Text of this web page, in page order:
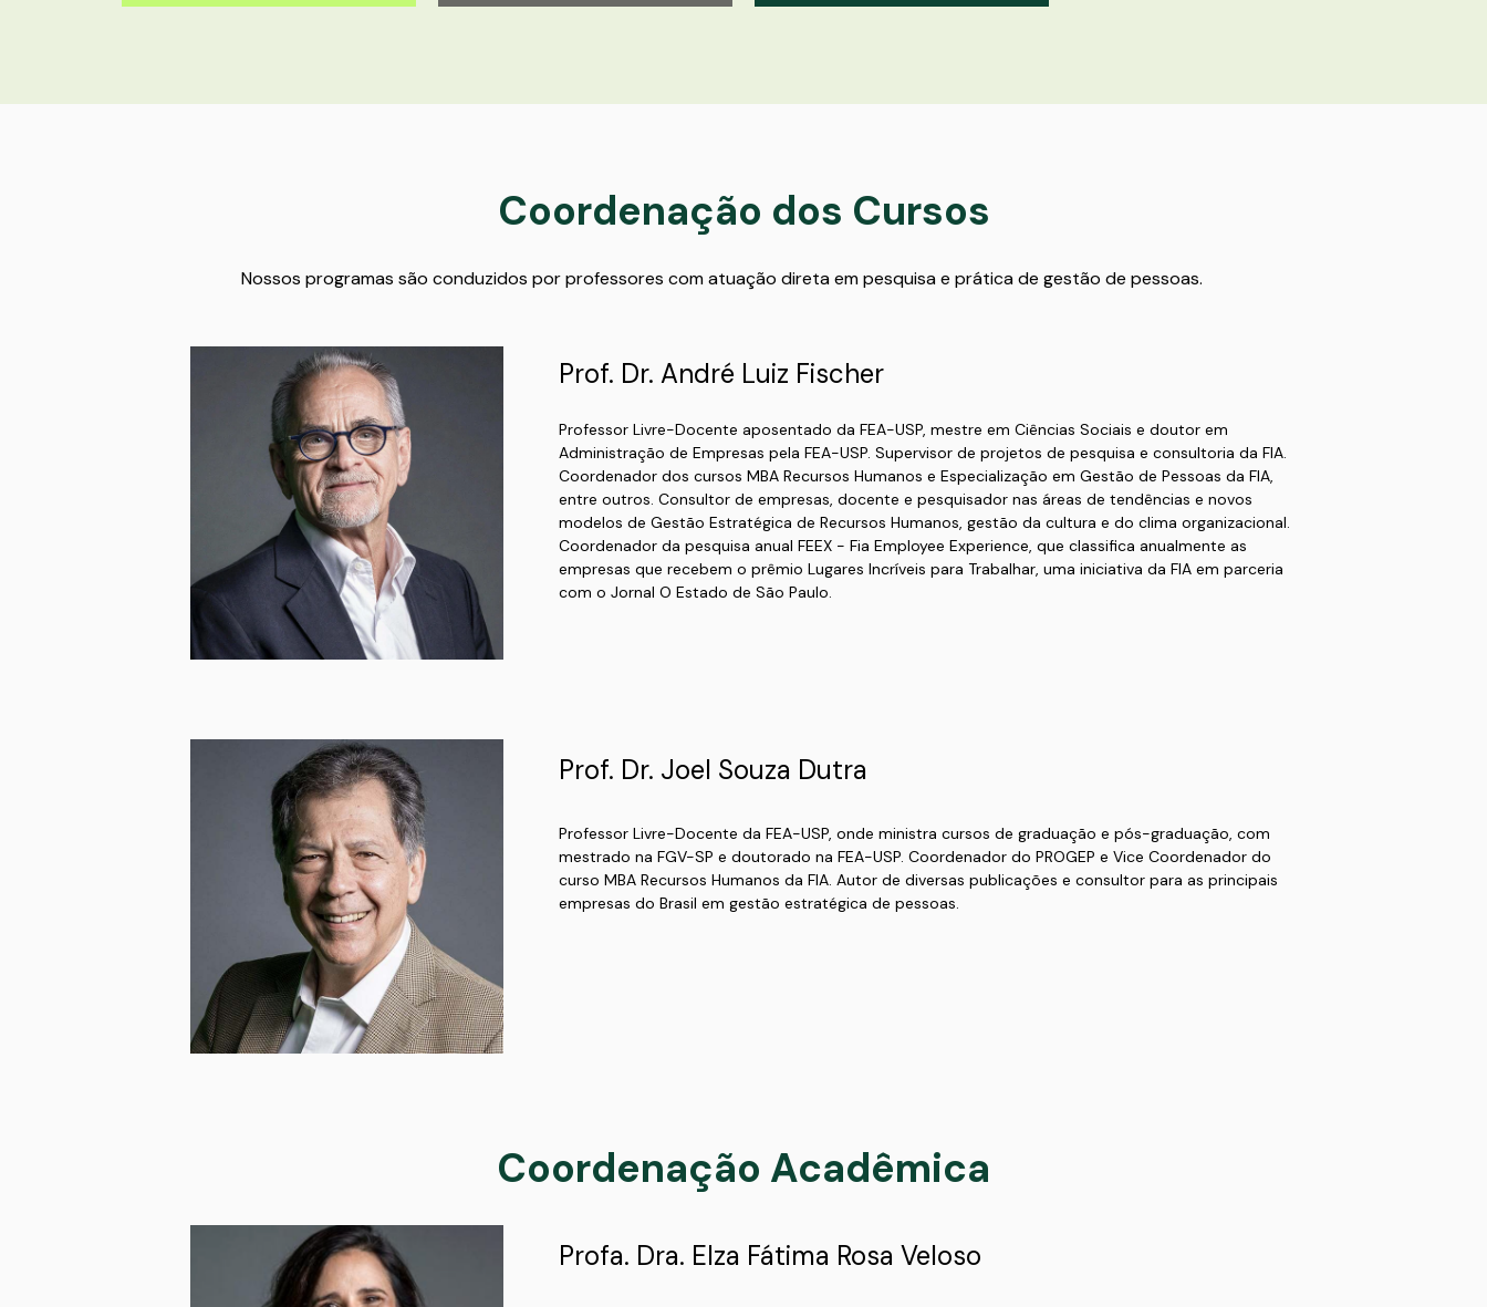
Coordenação dos Cursos
Nossos programas são conduzidos por professores com atuação direta em pesquisa e prática de gestão de pessoas.
Prof. Dr. André Luiz Fischer
Professor Livre-Docente aposentado da FEA-USP, mestre em Ciências Sociais e doutor em
Administração de Empresas pela FEA-USP. Supervisor de projetos de pesquisa e consultoria da FIA.
Coordenador dos cursos MBA Recursos Humanos e Especialização em Gestão de Pessoas da FIA,
entre outros. Consultor de empresas, docente e pesquisador nas áreas de tendências e novos
modelos de Gestão Estratégica de Recursos Humanos, gestão da cultura e do clima organizacional.
Coordenador da pesquisa anual FEEX - Fia Employee Experience, que classifica anualmente as
empresas que recebem o prêmio Lugares Incríveis para Trabalhar, uma iniciativa da FIA em parceria
com o Jornal O Estado de São Paulo.
Prof. Dr. Joel Souza Dutra
Professor Livre-Docente da FEA-USP, onde ministra cursos de graduação e pós-graduação, com
mestrado na FGV-SP e doutorado na FEA-USP. Coordenador do PROGEP e Vice Coordenador do
curso MBA Recursos Humanos da FIA. Autor de diversas publicações e consultor para as principais
empresas do Brasil em gestão estratégica de pessoas.
Coordenação Acadêmica
Profa. Dra. Elza Fátima Rosa Veloso